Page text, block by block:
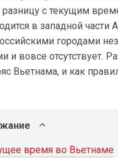
разницу с текущим
в западной части
городами
и вовсе отсутствует.
Вьетнама, и как
время во Вьетнаме